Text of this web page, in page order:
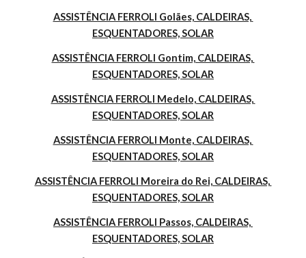
ASSISTÊNCIA FERROLI Golães, CALDEIRAS,
ESQUENTADORES, SOLAR
ASSISTÊNCIA FERROLI Gontim, CALDEIRAS,
ESQUENTADORES, SOLAR
ASSISTÊNCIA FERROLI Medelo, CALDEIRAS,
ESQUENTADORES, SOLAR
ASSISTÊNCIA FERROLI Monte, CALDEIRAS,
ESQUENTADORES, SOLAR
ASSISTÊNCIA FERROLI Moreira do Rei, CALDEIRAS,
ESQUENTADORES, SOLAR
ASSISTÊNCIA FERROLI Passos, CALDEIRAS,
ESQUENTADORES, SOLAR